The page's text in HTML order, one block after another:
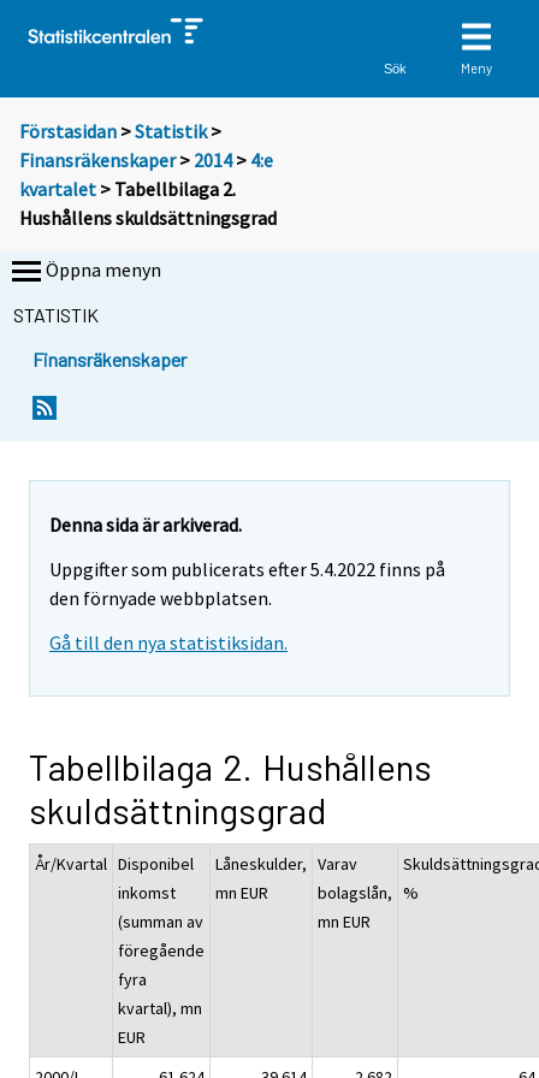
Sök Meny
Förstasidan >Statistik >
Finansräkenskaper> 2014> 4:e
kvartalet > Tabellbilaga 2.
Hushållens skuldsättningsgrad
Öppna menyn
STATISTIK
Finansräkenskaper
Denna sida är arkiverad.
Uppgifter som publicerats efter 5.4.2022 finns på
den förnyade webbplatsen.
Gå till den nya statistiksidan.
Tabellbilaga 2. Hushållens
skuldsättningsgrad
År/Kvartal Disponibel
inkomst
(summan av
föregående
fyra
kvartal), mn
EUR
Låneskulder,
mn EUR
Varav
bolagslån,
mn EUR
%